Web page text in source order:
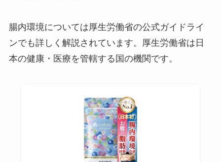
腸内環境については厚生労働省の公式ガイドライ
ンでも詳しく解説されています。厚生労働省は日
本の健康・医療を管轄する国の機関です。